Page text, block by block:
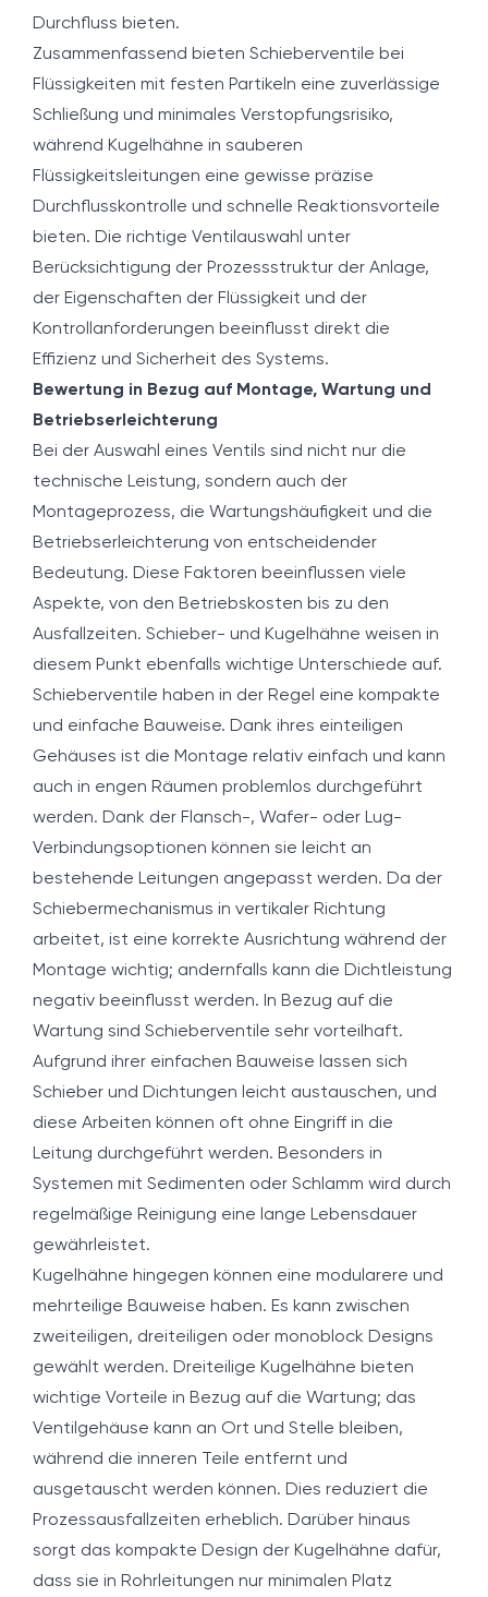
Durchfluss bieten.
Zusammenfassend bieten Schieberventile bei
Flüssigkeiten mit festen Partikeln eine zuverlässige
Schließung und minimales Verstopfungsrisiko,
während Kugelhähne in sauberen
Flüssigkeitsleitungen eine gewisse präzise
Durchflusskontrolle und schnelle Reaktionsvorteile
bieten. Die richtige Ventilauswahl unter
Berücksichtigung der Prozessstruktur der Anlage,
der Eigenschaften der Flüssigkeit und der
Kontrollanforderungen beeinflusst direkt die
Effizienz und Sicherheit des Systems.
Bewertung in Bezug auf Montage, Wartung und
Betriebserleichterung
Bei der Auswahl eines Ventils sind nicht nur die
technische Leistung, sondern auch der
Montageprozess, die Wartungshäufigkeit und die
Betriebserleichterung von entscheidender
Bedeutung. Diese Faktoren beeinflussen viele
Aspekte, von den Betriebskosten bis zu den
Ausfallzeiten. Schieber- und Kugelhähne weisen in
diesem Punkt ebenfalls wichtige Unterschiede auf.
Schieberventile haben in der Regel eine kompakte
und einfache Bauweise. Dank ihres einteiligen
Gehäuses ist die Montage relativ einfach und kann
auch in engen Räumen problemlos durchgeführt
werden. Dank der Flansch-, Wafer- oder Lug-
Verbindungsoptionen können sie leicht an
bestehende Leitungen angepasst werden. Da der
Schiebermechanismus in vertikaler Richtung
arbeitet, ist eine korrekte Ausrichtung während der
Montage wichtig; andernfalls kann die Dichtleistung
negativ beeinflusst werden. In Bezug auf die
Wartung sind Schieberventile sehr vorteilhaft.
Aufgrund ihrer einfachen Bauweise lassen sich
Schieber und Dichtungen leicht austauschen, und
diese Arbeiten können oft ohne Eingriff in die
Leitung durchgeführt werden. Besonders in
Systemen mit Sedimenten oder Schlamm wird durch
regelmäßige Reinigung eine lange Lebensdauer
gewährleistet.
Kugelhähne hingegen können eine modularere und
mehrteilige Bauweise haben. Es kann zwischen
zweiteiligen, dreiteiligen oder monoblock Designs
gewählt werden. Dreiteilige Kugelhähne bieten
wichtige Vorteile in Bezug auf die Wartung; das
Ventilgehäuse kann an Ort und Stelle bleiben,
während die inneren Teile entfernt und
ausgetauscht werden können. Dies reduziert die
Prozessausfallzeiten erheblich. Darüber hinaus
sorgt das kompakte Design der Kugelhähne dafür,
dass sie in Rohrleitungen nur minimalen Platz